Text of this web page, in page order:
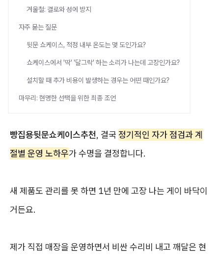
겨울철: 결로와 성에 방지
자주 묻는 질문
뒷문 쇼케이스, 적정 내부 온도는 몇 도인가요?
쇼케이스에서 '딱' '달그락' 하는 소리가 나는데 고장인가요?
설치할 때 추가 비용이 발생하는 경우는 어떤 때인가요?
마무리: 현명한 선택을 위한 최종 조언
빵집용뒷문쇼케이스추천, 결국 정기적인 자가 점검과 계
절별 운영 노하우가 수명을 결정합니다.
새 제품도 관리를 못 하면 1년 만에 고장 나는 게이 바닥이
거든요.
제가 직접 매장을 운영하면서 비싼 수리비 내고 깨달은 현